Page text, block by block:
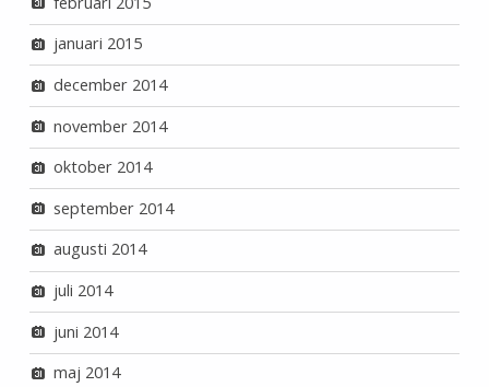
januari 2015
december 2014
november 2014
oktober 2014
september 2014
augusti 2014
juli 2014
juni 2014
maj 2014